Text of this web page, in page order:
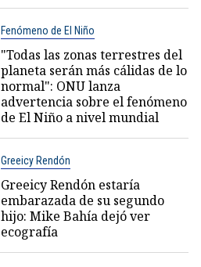
Fenómeno de El Niño
"Todas las zonas terrestres del
planeta serán más cálidas de lo
normal": ONU lanza
advertencia sobre el fenómeno
de El Niño a nivel mundial
Greeicy Rendón
Greeicy Rendón estaría
embarazada de su segundo
hijo: Mike Bahía dejó ver
ecografía